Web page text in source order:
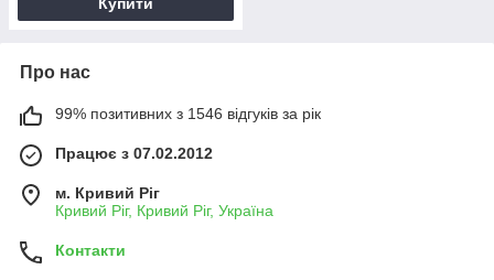
Купити
Про нас
99% позитивних з 1546 відгуків за рік
Працює з 07.02.2012
м. Кривий Ріг
Кривий Ріг, Кривий Ріг, Україна
Контакти